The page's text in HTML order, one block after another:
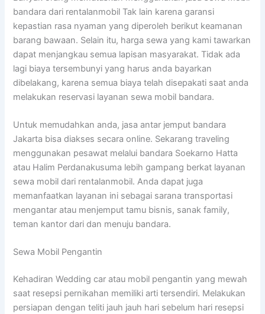
bandara dari rentalanmobil Tak lain karena garansi
kepastian rasa nyaman yang diperoleh berikut keamanan
barang bawaan. Selain itu, harga sewa yang kami tawarkan
dapat menjangkau semua lapisan masyarakat. Tidak ada
lagi biaya tersembunyi yang harus anda bayarkan
dibelakang, karena semua biaya telah disepakati saat anda
melakukan reservasi layanan sewa mobil bandara.
Untuk memudahkan anda, jasa antar jemput bandara
Jakarta bisa diakses secara online. Sekarang traveling
menggunakan pesawat melalui bandara Soekarno Hatta
atau Halim Perdanakusuma lebih gampang berkat layanan
sewa mobil dari rentalanmobil. Anda dapat juga
memanfaatkan layanan ini sebagai sarana transportasi
mengantar atau menjemput tamu bisnis, sanak family,
teman kantor dari dan menuju bandara.
Sewa Mobil Pengantin
Kehadiran Wedding car atau mobil pengantin yang mewah
saat resepsi pernikahan memiliki arti tersendiri. Melakukan
persiapan dengan teliti jauh jauh hari sebelum hari resepsi